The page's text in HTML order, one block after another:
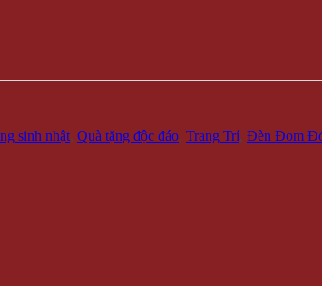
sinh nhật, Quà tặng độc đáo, Trang Trí, Đèn Đom